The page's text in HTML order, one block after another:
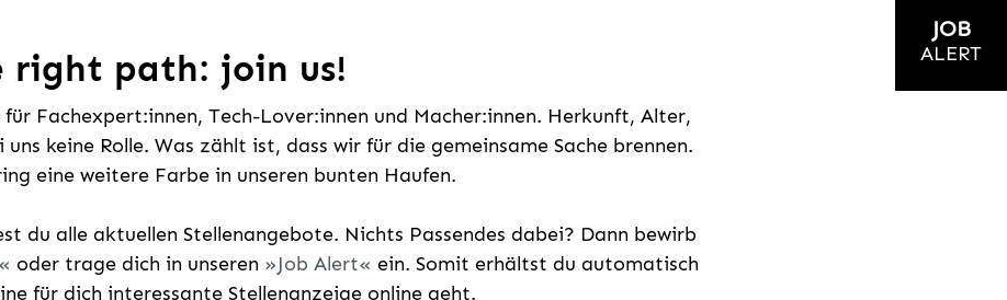
right path: join us!
Fachexpert:innen, Tech-Lover:innen und Macher:innen. Herkunft, Alter,
keine Rolle. Was zählt ist, dass wir für die gemeinsame Sache brennen.
eine weitere Farbe in unseren bunten Haufen.
du alle aktuellen Stellenangebote. Nichts Passendes dabei? Dann bewirb
oder trage dich in unseren Job Alert
ein. Somit erhältst du automatisch
für dich interessante Stellenanzeige online geht.
JOB
ALERT